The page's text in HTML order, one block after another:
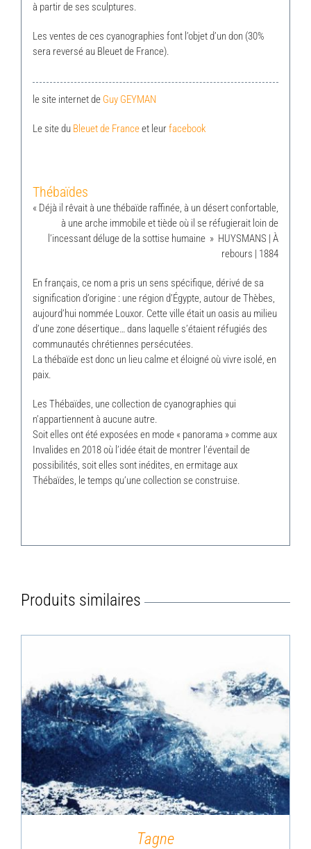
à partir de ses sculptures.
Les ventes de ces cyanographies font l’objet d’un don (30%
sera reversé au Bleuet de France).
le site internet de Guy GEYMAN
Le site du Bleuet de Franceet leurfacebook
Thébaïdes
« Déjà il rêvait à une thébaïde raffinée, à un désert confortable,
à une arche immobile et tiède où il se réfugierait loin de
l’incessant déluge de la sottise humaine » HUYSMANS | À
rebours | 1884
En français, ce nom a pris un sens spécifique, dérivé de sa
signification d’origine : une région d’Égypte, autour de Thèbes,
aujourd’hui nommée Louxor. Cette ville était un oasis au milieu
d’une zone désertique… dans laquelle s’étaient réfugiés des
communautés chrétiennes persécutées.
La thébaïde est donc un lieu calme et éloigné où vivre isolé, en
paix.
Les Thébaïdes, une collection de cyanographies qui
n’appartiennent à aucune autre.
Soit elles ont été exposées en mode « panorama » comme aux
Invalides en 2018 où l’idée était de montrer l’éventail de
possibilités, soit elles sont inédites, en ermitage aux
Thébaïdes, le temps qu’une collection se construise.
Produits similaires
DÉTAILS
Tagne